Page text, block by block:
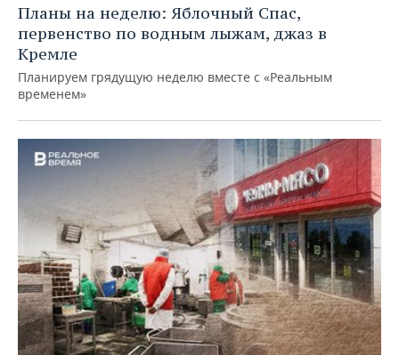
Планы на неделю: Яблочный Спас,
первенство по водным лыжам, джаз в
Кремле
Планируем грядущую неделю вместе с «Реальным
временем»